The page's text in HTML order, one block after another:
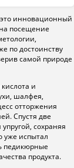
инновационный
посещение
по достоинству
самой природе
и
шалфея,
отторжения
Спустя две
сохраняя
уже испытал
педикюрные
продукта.